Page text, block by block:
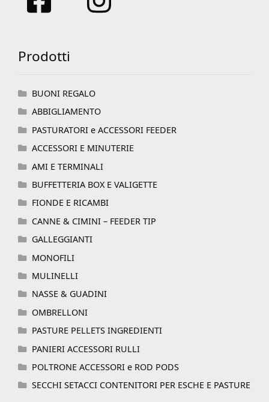
Prodotti
BUONI REGALO
ABBIGLIAMENTO
PASTURATORI e ACCESSORI FEEDER
ACCESSORI E MINUTERIE
AMI E TERMINALI
BUFFETTERIA BOX E VALIGETTE
FIONDE E RICAMBI
CANNE & CIMINI – FEEDER TIP
GALLEGGIANTI
MONOFILI
MULINELLI
NASSE & GUADINI
OMBRELLONI
PASTURE PELLETS INGREDIENTI
PANIERI ACCESSORI RULLI
POLTRONE ACCESSORI e ROD PODS
SECCHI SETACCI CONTENITORI PER ESCHE E PASTURE